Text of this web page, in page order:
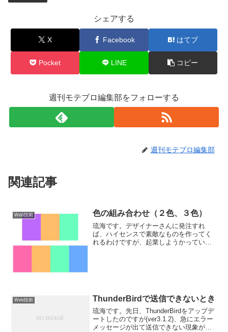
シェアする
X Facebook はてブ
Pocket LINE コピー
週刊モテブロ編集部をフォローする
週刊モテブロ編集部
関連記事
Web技術 色の組み合わせ（２色、３色）
琉海です。デザイナーさんに発注すれ
ば、ハイセンスで素敵なものを作ってく
れるわけですが、起業しようかっていう
Web技術 ThunderBirdで送信できないとき
琉海です。先日、ThunderBirdをアップデ
ートしたのですが(ver3.1.2)、急にエラー
メッセージが出て送信できない現象が続